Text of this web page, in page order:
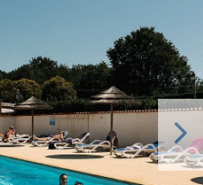
Next